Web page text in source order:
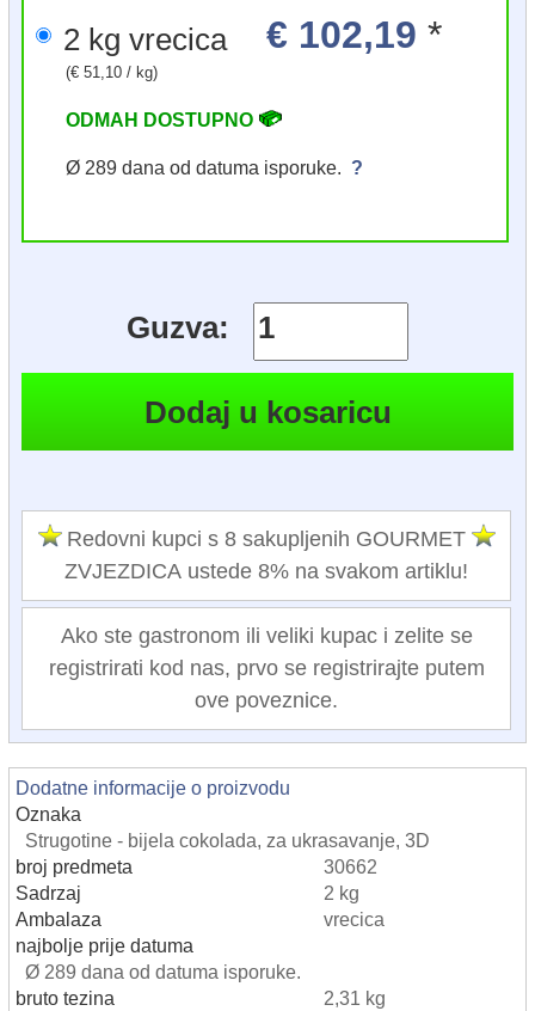
2 kg vrecica € 102,19 *
(€ 51,10 / kg)
ODMAH DOSTUPNO
Ø 289 dana od datuma isporuke. ?
Guzva:
Redovni kupci s 8 sakupljenih GOURMET
ZVJEZDICA ustede 8% na svakom artiklu!
Ako ste gastronom ili veliki kupac i zelite se
registrirati kod nas, prvo se registrirajte putem
ove poveznice.
Dodatne informacije o proizvodu
Oznaka
Strugotine - bijela cokolada, za ukrasavanje, 3D
broj predmeta
30662
Sadrzaj
2 kg
Ambalaza
vrecica
najbolje prije datuma
Ø 289 dana od datuma isporuke.
bruto tezina
2,31 kg